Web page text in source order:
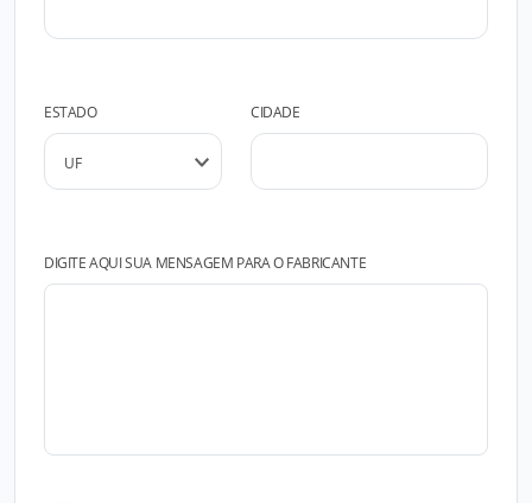
ESTADO CIDADE
DIGITE AQUI SUA MENSAGEM PARA O FABRICANTE